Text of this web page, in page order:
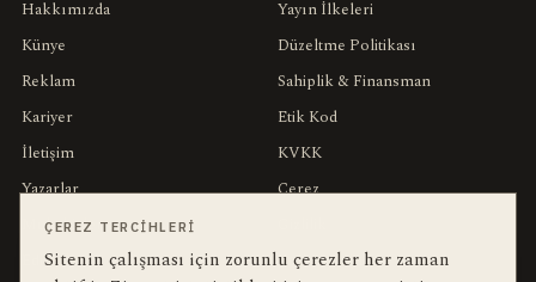
Hakkımızda
Künye
Reklam
Kariyer
İletişim
Yazarlar
Muhabirler
Editörler
Yayın İlkeleri
Düzeltme Politikası
Sahiplik & Finansman
Etik Kod
KVKK
Çerez
Kullanım Şartları
ÇEREZ TERCIHLERI
Sitenin çalışması için zorunlu çerezler her zaman